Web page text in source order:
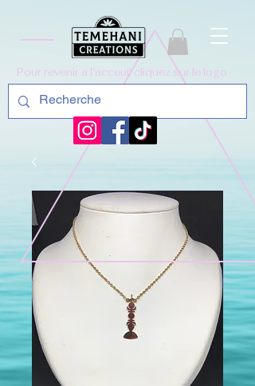
Pour revenir a l'acceuil cliquez sur le logo